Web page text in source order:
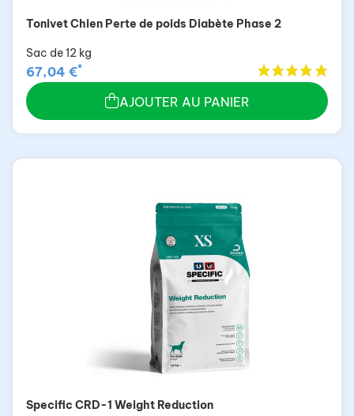
Tonivet Chien Perte de poids Diabète Phase 2
Sac de 12 kg
67,04 €*
AJOUTER AU PANIER
Specific CRD-1 Weight Reduction